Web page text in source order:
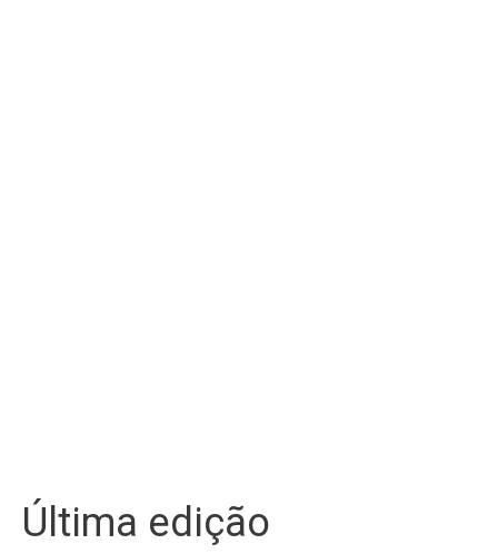
Última edição